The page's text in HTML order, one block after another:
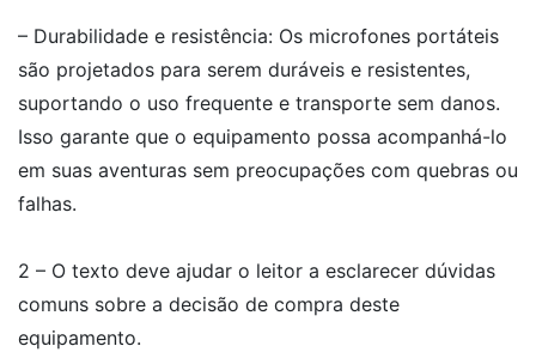
– Durabilidade e resistência: Os microfones portáteis
são projetados para serem duráveis e resistentes,
suportando o uso frequente e transporte sem danos.
Isso garante que o equipamento possa acompanhá-lo
em suas aventuras sem preocupações com quebras ou
falhas.
2 – O texto deve ajudar o leitor a esclarecer dúvidas
comuns sobre a decisão de compra deste
equipamento.